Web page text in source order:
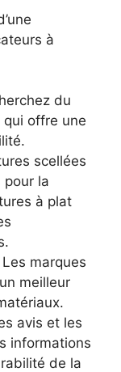
à
du
offre une
scellées
pour la
à plat
Les marques
meilleur
avis et les
informations
de la